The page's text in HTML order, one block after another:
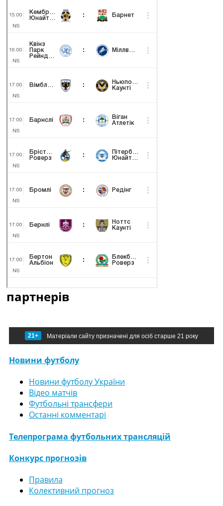
партнерів
21+ Матеріали сайту призначені для осіб старше 21 року
Новини футболу
Новини футболу України
Відео матчів
Футбольні трансфери
Останні комментарі
Телепрограма футбольних трансляцій
Конкурс прогнозів
Правила
Колективний прогноз